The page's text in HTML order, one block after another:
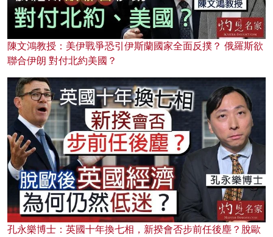
陳文鴻教授：美伊戰爭恐引伊斯蘭國家全面反撲？ 俄羅斯欲
聯合伊朗 對付北約美國？
孔永樂博士：英國十年換七相，新揆會否步前任後塵？脫歐